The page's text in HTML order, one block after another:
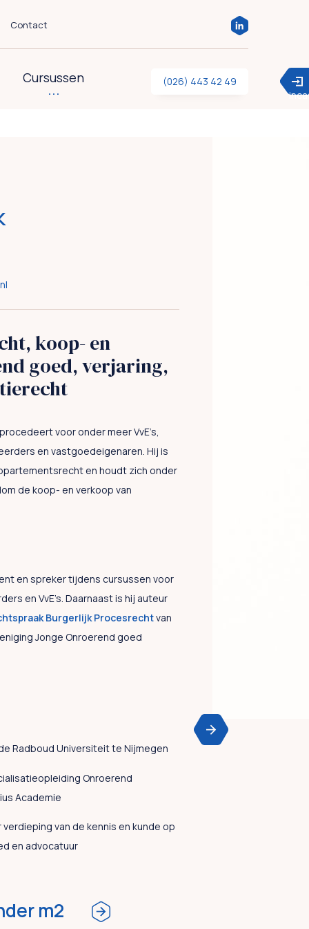
Contact
Cursussen (026) 443 42 49
koop- en
goed, verjaring,
voor onder meer VvE’s,
en vastgoedeigenaren. Hij is
en houdt zich onder
de koop- en verkoop van
en spreker tijdens cursussen voor
en VvE’s. Daarnaast is hij auteur
Burgerlijk Procesrechtvan
Jonge Onroerend goed
Radboud Universiteit te Nijmegen
Onroerend
Academie
van de kennis en kunde op
en advocatuur
m2